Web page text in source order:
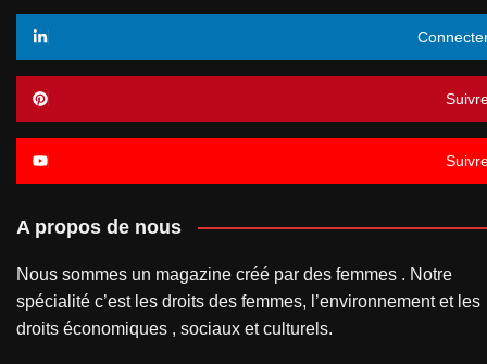
A propos de nous
Nous sommes un magazine créé par des femmes . Notre
spécialité c’est les droits des femmes, l’environnement et les
droits économiques , sociaux et culturels.